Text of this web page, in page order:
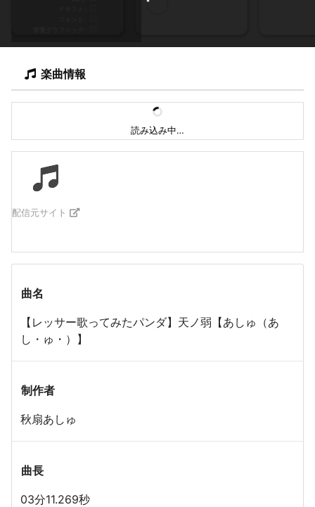
楽曲情報
読み込み中…
配信元サイト
曲名
【レッサー歌ってみたパンダ】天ノ弱【あしゅ（あ
し・ゅ・）】
制作者
秋扇あしゅ
曲長
03分11.269秒